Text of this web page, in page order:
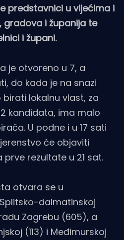
predstavnici u vijećima i
gradova i županija te
i župani.
je otvoreno u 7, a
do kada je na snazi
birati lokalnu vlast, za
kandidata, ima malo
U podne i u 17 sati
će objaviti
rezultate u 21 sat.
otvara se u
dalmatinskoj
Zagrebu (605), a
(113) i Međimurskoj